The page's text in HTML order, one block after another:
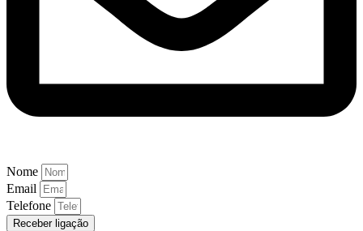
Nome
Email
Telefone
Receber ligação